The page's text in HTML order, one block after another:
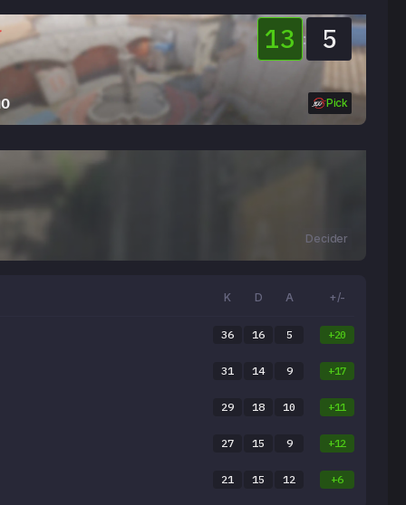
13 : 5
Pick
Decider
K D A +/-
36 16 5 +20
31 14 9 +17
29 18 10 +11
27 15 9 +12
21 15 12 +6